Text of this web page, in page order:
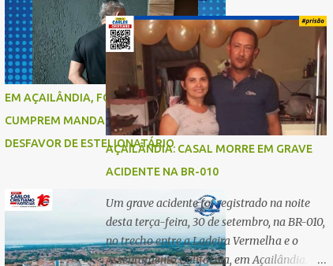
EM AÇAILÂNDIA, FORÇAS DE SEGURANÇA
CUMPREM MANDADO DE PRISÃO EM
DESFAVOR DE ESTELIONATÁRIO
relacionamento de quase três anos e com
quem tem uma filha. Segundo Karine,
durante todo o dia anterior, o suspeito
enviou mensagens insistindo para reatar o
relacionamento, mas ela deixou claro que
não queria. Naquela noite, a vítima recebeu
o convite de um amigo para ir a uma festa.
Ao chegar ao local, percebeu que o ex
também estava presente, mas permaneceu
tranquila durante todo o evento. O ataque
aconteceu quando Karine retornava para
casa, por volta das 5h40 da manhã.
“Quando cheguei, ele estava escondido.
Assim que me viu, entrou no carro e
AÇAILÂNDIA: CASAL MORRE EM GRAVE
ACIDENTE NA BR-010
Um grave acidente foi registrado na noite
desta terça-feira, 30 de setembro, na BR-010,
no trecho entre a Ladeira Vermelha e o
Assentamento Califórnia, em Açailândia. De